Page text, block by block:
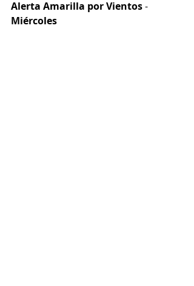
Alerta Amarilla por Vientos -
Miércoles